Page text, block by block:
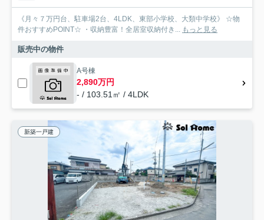
《月々７万円台、駐車場2台、4LDK、東部小学校、大類中学校》 ☆物
件おすすめPOINT☆ ・収納豊富！全居室収納付き... もっと見る
販売中の物件
A号棟
2,890万円
- / 103.51㎡ / 4LDK
新築一戸建